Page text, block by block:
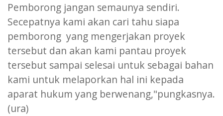
Pemborong jangan semaunya sendiri.
Secepatnya kami akan cari tahu siapa
pemborong yang mengerjakan proyek
tersebut dan akan kami pantau proyek
tersebut sampai selesai untuk sebagai bahan
kami untuk melaporkan hal ini kepada
aparat hukum yang berwenang,"pungkasnya.
(ura)